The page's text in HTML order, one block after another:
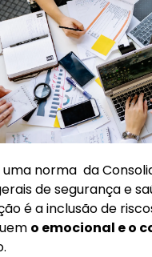
uma norma  da
de segurança e
é a inclusão de
o emocional e o